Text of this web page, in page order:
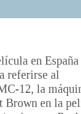
en
referirse al
12, la
Brown en la